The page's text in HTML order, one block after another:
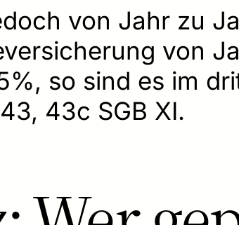
von Jahr zu
von
so sind es im
43c SGB XI.